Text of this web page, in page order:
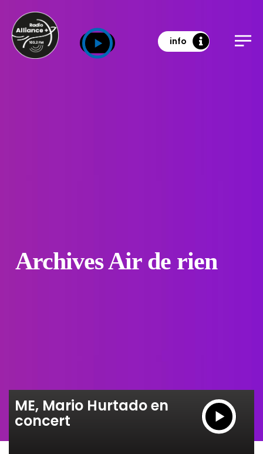
info
Archives Air de rien
ME, Mario Hurtado en
concert